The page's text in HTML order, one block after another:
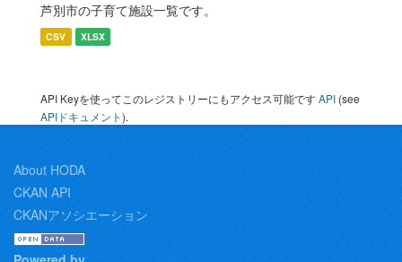
芦別市の子育て施設一覧です。
CSV XLSX
API Keyを使ってこのレジストリーにもアクセス可能ですAPI (see
APIドキュメント).
About HODA
CKAN API
CKANアソシエーション